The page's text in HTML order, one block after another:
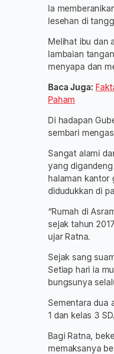
Ia
lesehan di
Melihat ibu dan
lambaian
menyapa dan
Baca Juga:
Paham
Di hadapan
sembari
Sangat alami
yang
halaman kantor
didudukkan di
“Rumah di
sejak tahun
ujar Ratna.
Sejak sang
Setiap hari ia
bungsunya
Sementara dua
1 dan kelas 3 SD.
Bagi Ratna,
memaksanya